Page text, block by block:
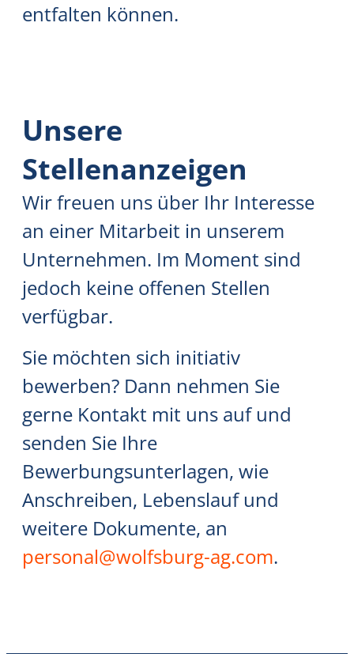
entfalten können.
Unsere
Stellenanzeigen
Wir freuen uns über Ihr Interesse
an einer Mitarbeit in unserem
Unternehmen. Im Moment sind
jedoch keine offenen Stellen
verfügbar.
Sie möchten sich initiativ
bewerben? Dann nehmen Sie
gerne Kontakt mit uns auf und
senden Sie Ihre
Bewerbungsunterlagen, wie
Anschreiben, Lebenslauf und
weitere Dokumente, an
personal@wolfsburg-ag.com.